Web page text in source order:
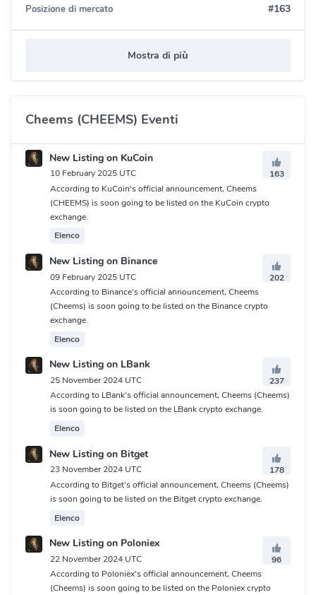
Posizione di mercato #163
Mostra di più
Cheems (CHEEMS) Eventi
New Listing on KuCoin
10 February 2025 UTC
163
According to KuCoin's official announcement, Cheems
(CHEEMS) is soon going to be listed on the KuCoin crypto
exchange.
Elenco
New Listing on Binance
09 February 2025 UTC
202
According to Binance's official announcement, Cheems
(Cheems) is soon going to be listed on the Binance crypto
exchange.
Elenco
New Listing on LBank
25 November 2024 UTC
237
According to LBank's official announcement, Cheems (Cheems)
is soon going to be listed on the LBank crypto exchange.
Elenco
New Listing on Bitget
23 November 2024 UTC
178
According to Bitget's official announcement, Cheems (Cheems)
is soon going to be listed on the Bitget crypto exchange.
Elenco
New Listing on Poloniex
22 November 2024 UTC
96
According to Poloniex's official announcement, Cheems
(Cheems) is soon going to be listed on the Poloniex crypto